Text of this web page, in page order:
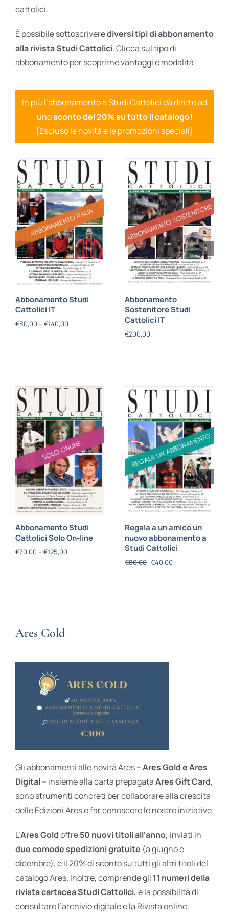
cattolici.
È possibile sottoscriverediversi tipi di abbonamento
alla rivista Studi Cattolici. Clicca sul tipo di
abbonamento per scoprirne vantaggi e modalità!
In più l’abbonamento a Studi Cattolici dà diritto ad
unosconto del 20% su tutto il catalogo!
(Escluso le novità e le promozioni speciali)
Abbonamento Studi
Cattolici IT
€80,00 – €140,00
Abbonamento
Sostenitore Studi
Cattolici IT
€200,00
Abbonamento Studi
Cattolici Solo On-line
€70,00 – €125,00
Regala a un amico un
nuovo abbonamento a
Studi Cattolici
€80,00 €40,00
Ares Gold
Gli abbonamenti alle novità Ares –Ares Gold e Ares
Digital– insieme alla carta prepagataAres Gift Card,
sono strumenti concreti per collaborare alla crescita
delle Edizioni Ares e far conoscere le nostre iniziative.
L’Ares Goldoffre50 nuovi titoli all’anno, inviati in
due comode spedizioni gratuite (a giugno e
dicembre), e il 20% di sconto su tutti gli altri titoli del
catalogo Ares. Inoltre, comprende gli 11 numeri della
rivista cartacea Studi Cattolici, e la possibilità di
consultare l’archivio digitale e la Rivista online.